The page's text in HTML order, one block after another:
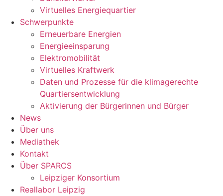
Virtuelles Energiequartier
Schwerpunkte
Erneuerbare Energien
Energieeinsparung
Elektromobilität
Virtuelles Kraftwerk
Daten und Prozesse für die klimagerechte
Quartiersentwicklung
Aktivierung der Bürgerinnen und Bürger
News
Über uns
Mediathek
Kontakt
Über SPARCS
Leipziger Konsortium
Reallabor Leipzig